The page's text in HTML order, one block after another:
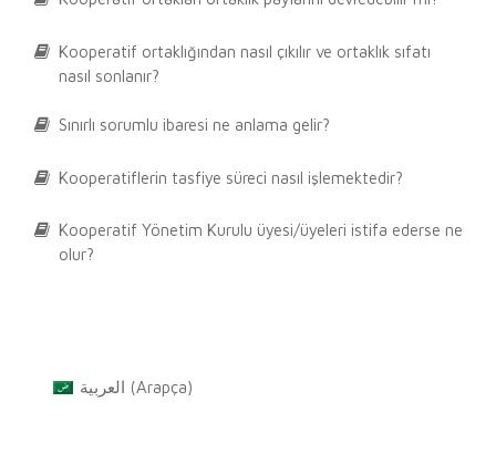
Kooperatif ortaklığından nasıl çıkılır ve ortaklık sıfatı
nasıl sonlanır?
Sınırlı sorumlu ibaresi ne anlama gelir?
Kooperatiflerin tasfiye süreci nasıl işlemektedir?
Kooperatif Yönetim Kurulu üyesi/üyeleri istifa ederse ne
olur?
العربية (Arapça)